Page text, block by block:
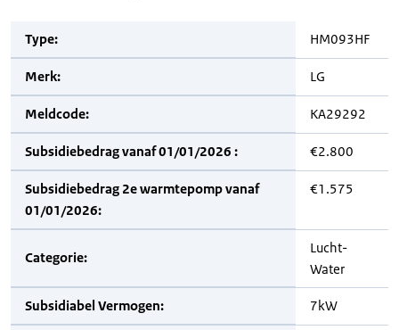
Type: HM093HF
Merk: LG
Meldcode: KA29292
Subsidiebedrag vanaf 01/01/2026 : €2.800
Subsidiebedrag 2e warmtepomp vanaf
01/01/2026:
€1.575
Categorie:
Lucht-
Water
Subsidiabel Vermogen: 7kW